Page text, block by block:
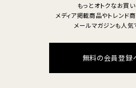
もっとオトクなお買い
メディア掲載商品やトレンド
メールマガジンも人気
無料の会員登録